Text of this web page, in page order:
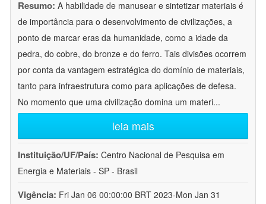
Resumo: A habilidade de manusear e sintetizar materiais é
de importância para o desenvolvimento de civilizações, a
ponto de marcar eras da humanidade, como a idade da
pedra, do cobre, do bronze e do ferro. Tais divisões ocorrem
por conta da vantagem estratégica do domínio de materiais,
tanto para infraestrutura como para aplicações de defesa.
No momento que uma civilização domina um materi...
leia mais
Instituição/UF/País: Centro Nacional de Pesquisa em
Energia e Materiais - SP - Brasil
Vigência: Fri Jan 06 00:00:00 BRT 2023-Mon Jan 31